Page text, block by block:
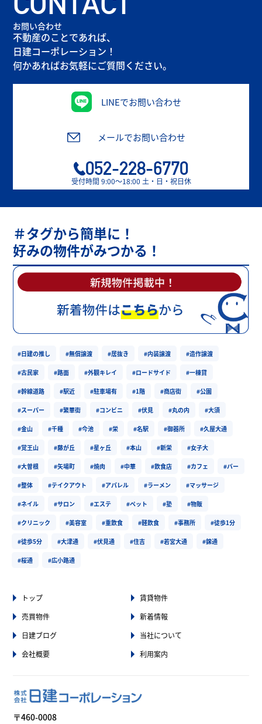
お問い合わせ
不動産のことであれば、
日建コーポレーション！
何かあればお気軽にご質問ください。
LINEでお問い合わせ
メールでお問い合わせ
052-228-6770
受付時間 9:00〜18:00 土・日・祝日休
＃タグから簡単に！
好みの物件がみつかる！
#日建の推し #無償譲渡 #居抜き #内装譲渡 #造作譲渡
#古民家 #路面 #外観キレイ #ロードサイド #一棟貸
#幹線道路 #駅近 #駐車場有 #1階 #商店街 #公園
#スーパー #繁華街 #コンビニ #伏見 #丸の内 #大須
#金山 #千種 #今池 #栄 #名駅 #御器所 #久屋大通
#覚王山 #藤が丘 #星ヶ丘 #本山 #新栄 #女子大
#大曽根 #矢場町 #焼肉 #中華 #飲食店 #カフェ #バー
#整体 #テイクアウト #アパレル #ラーメン #マッサージ
#ネイル #サロン #エステ #ペット #塾 #物販
#クリニック #美容室 #重飲食 #軽飲食 #事務所 #徒歩1分
#徒歩5分 #大津通 #伏見通 #住吉 #若宮大通 #錦通
#桜通 #広小路通
トップ
賃貸物件
売買物件
新着情報
日建ブログ
当社について
会社概要
利用案内
〒460-0008